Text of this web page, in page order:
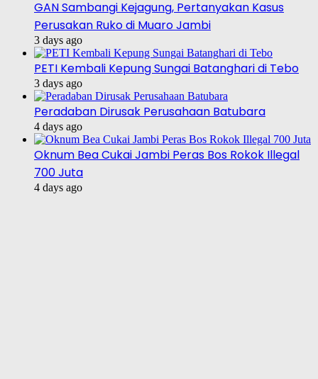
GAN Sambangi Kejagung, Pertanyakan Kasus
Perusakan Ruko di Muaro Jambi
3 days ago
PETI Kembali Kepung Sungai Batanghari di Tebo
3 days ago
Peradaban Dirusak Perusahaan Batubara
4 days ago
Oknum Bea Cukai Jambi Peras Bos Rokok Illegal
700 Juta
4 days ago